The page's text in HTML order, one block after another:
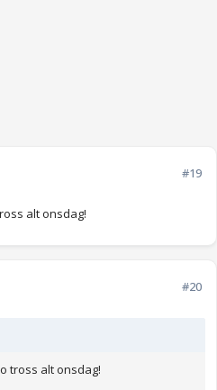
#19
alt onsdag!
#20
tross alt onsdag!